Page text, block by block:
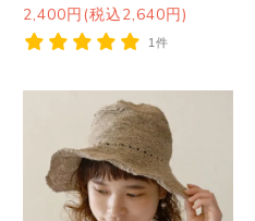
2,400円(税込2,640円)
1件